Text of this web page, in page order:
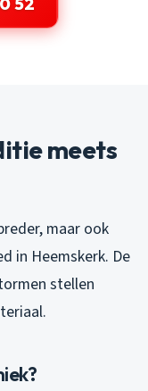
52
meets
maar ook
in Heemskerk. De
stellen